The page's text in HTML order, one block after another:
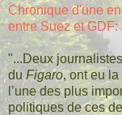
Chronique d'une
entre Suez et GDF:
"...Deux
du Figaro, ont eu
l’une des plus
politiques de ces